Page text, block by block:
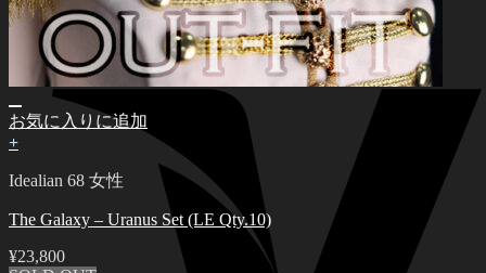
お気に入りに追加
+
Idealian 68 女性
The Galaxy – Uranus Set (LE Qty.10)
¥23,800